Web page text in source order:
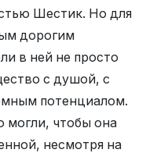
Шестик. Но для
дорогим
в ней не просто
с душой, с
потенциалом.
могли, чтобы она
несмотря на